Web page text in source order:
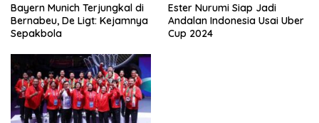
Bayern Munich Terjungkal di
Bernabeu, De Ligt: Kejamnya
Sepakbola
Ester Nurumi Siap Jadi
Andalan Indonesia Usai Uber
Cup 2024